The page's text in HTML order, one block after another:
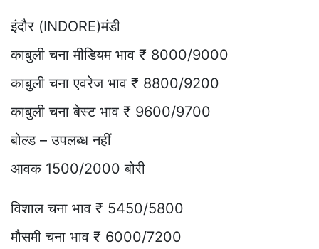
इंदौर (INDORE)मंडी
काबुली चना मीडियम भाव ₹ 8000/9000
काबुली चना एवरेज भाव ₹ 8800/9200
काबुली चना बेस्ट भाव ₹ 9600/9700
बोल्ड – उपलब्ध नहीं
आवक 1500/2000 बोरी
विशाल चना भाव ₹ 5450/5800
मौसमी चना भाव ₹ 6000/7200